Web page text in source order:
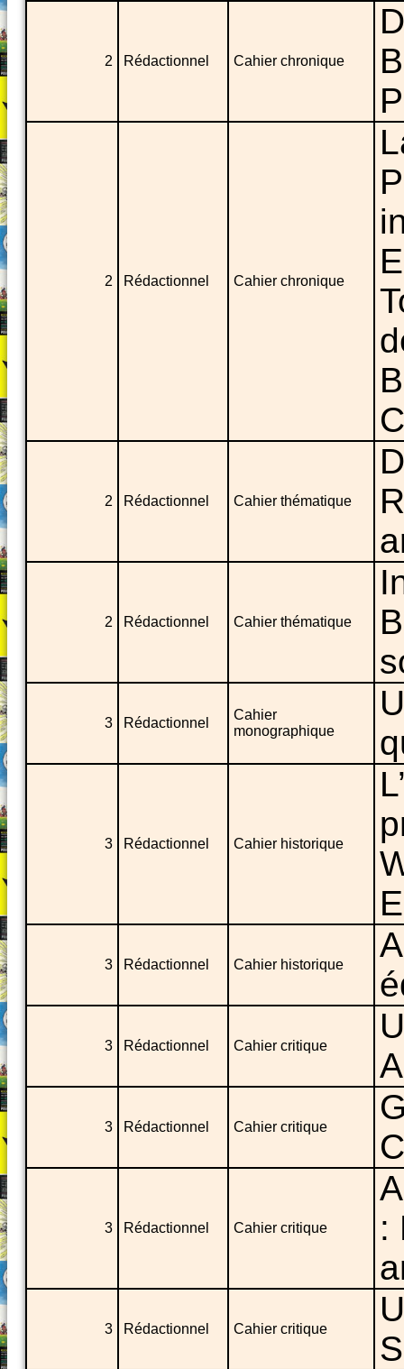
2 Rédactionnel Cahier chronique
2 Rédactionnel Cahier chronique
2 Rédactionnel Cahier thématique
2 Rédactionnel Cahier thématique
3 Rédactionnel
Cahier
monographique
3 Rédactionnel Cahier historique
3 Rédactionnel Cahier historique
3 Rédactionnel Cahier critique
3 Rédactionnel Cahier critique
3 Rédactionnel Cahier critique
:
3 Rédactionnel Cahier critique